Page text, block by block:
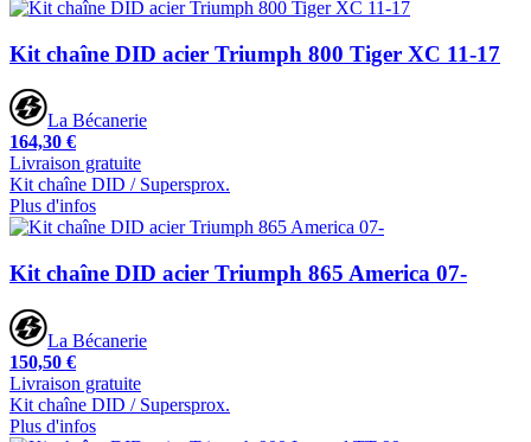
Kit chaîne DID acier Triumph 800 Tiger XC 11-17
La Bécanerie
164,30 €
Livraison gratuite
Kit chaîne DID / Supersprox.
Plus d'infos
Kit chaîne DID acier Triumph 865 America 07-
La Bécanerie
150,50 €
Livraison gratuite
Kit chaîne DID / Supersprox.
Plus d'infos